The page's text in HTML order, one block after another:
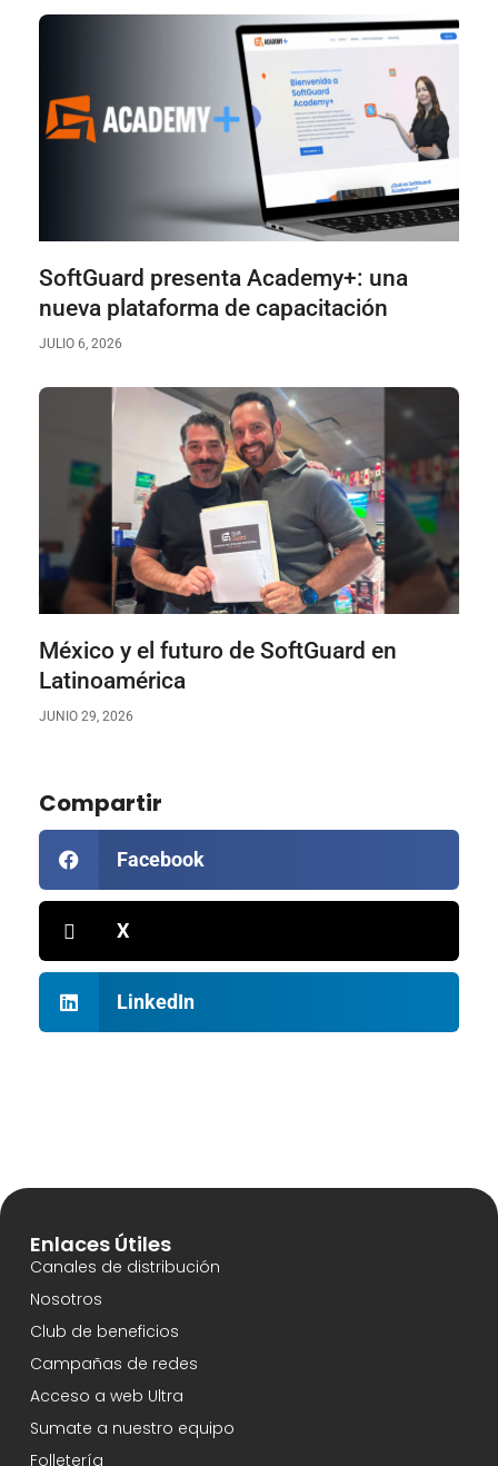
SoftGuard presenta Academy+: una
nueva plataforma de capacitación
JULIO 6, 2026
México y el futuro de SoftGuard en
Latinoamérica
JUNIO 29, 2026
Compartir
Facebook
X
LinkedIn
Enlaces Útiles
Canales de distribución
Nosotros
Club de beneficios
Campañas de redes
Acceso a web Ultra
Sumate a nuestro equipo
Folletería